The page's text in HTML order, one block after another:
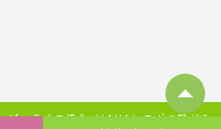
ーライフ協会（JAHA）ヨガで繋がる